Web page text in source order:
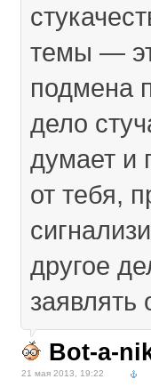
темы —
подмена
дело
думает и
от тебя,
другое
заявлять
Bot-a-
21 мая 2013, 19:22